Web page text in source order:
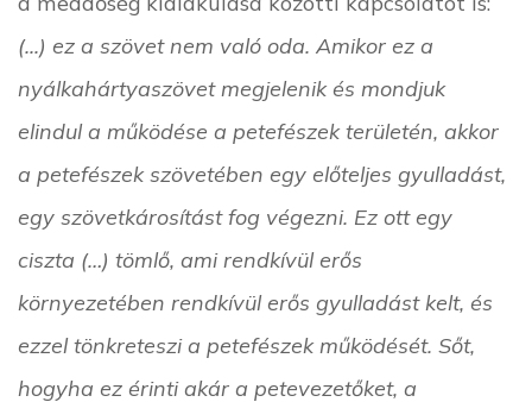
(...) ez a szövet nem való oda. Amikor ez a
nyálkahártyaszövet megjelenik és mondjuk
elindul a működése a petefészek területén, akkor
a petefészek szövetében egy előteljes gyulladást,
egy szövetkárosítást fog végezni. Ez ott egy
ciszta (…) tömlő, ami rendkívül erős
környezetében rendkívül erős gyulladást kelt, és
ezzel tönkreteszi a petefészek működését. Sőt,
hogyha ez érinti akár a petevezetőket, a